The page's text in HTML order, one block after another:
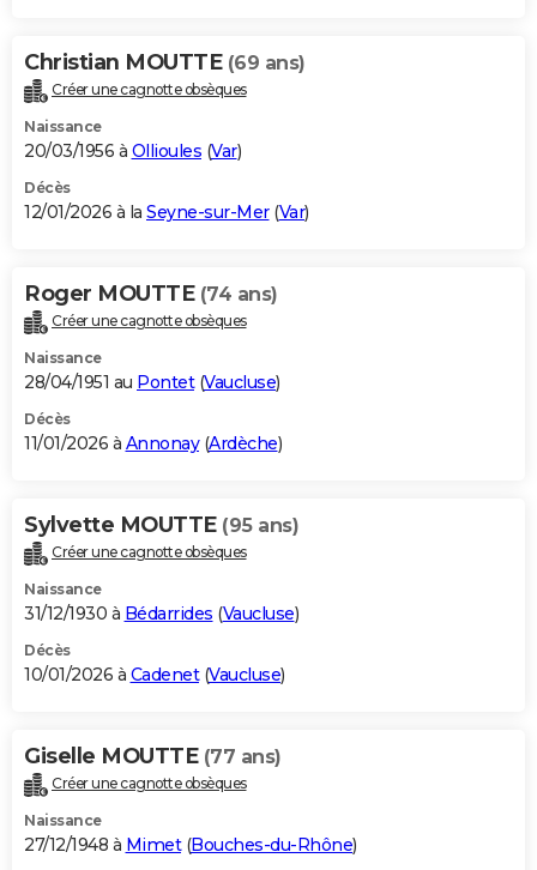
Christian MOUTTE (69 ans)
Créer une cagnotte obsèques
Naissance
20/03/1956 à Ollioules (Var)
Décès
12/01/2026 à la Seyne-sur-Mer(Var)
Roger MOUTTE (74 ans)
Créer une cagnotte obsèques
Naissance
28/04/1951 au Pontet(Vaucluse)
Décès
11/01/2026 à Annonay(Ardèche)
Sylvette MOUTTE (95 ans)
Créer une cagnotte obsèques
Naissance
31/12/1930 à Bédarrides (Vaucluse)
Décès
10/01/2026 à Cadenet(Vaucluse)
Giselle MOUTTE (77 ans)
Créer une cagnotte obsèques
Naissance
27/12/1948 à Mimet(Bouches-du-Rhône)